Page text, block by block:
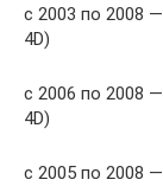
с 2003 по 2008
4D)
с 2006 по 2008
4D)
с 2005 по 2008